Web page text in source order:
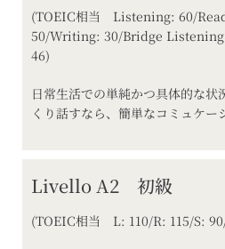
(TOEIC相当 Listening: 60/
50/Writing: 30/Bridge
46)
日常生活での単純かつ具体的な状
くり話すなら、簡単なコミュケー
Livello A2 初級
(TOEIC相当 L: 110/R: 115/S: